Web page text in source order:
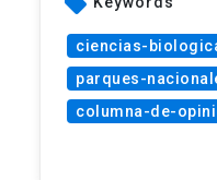
ciencias-
parques-
columna-de-